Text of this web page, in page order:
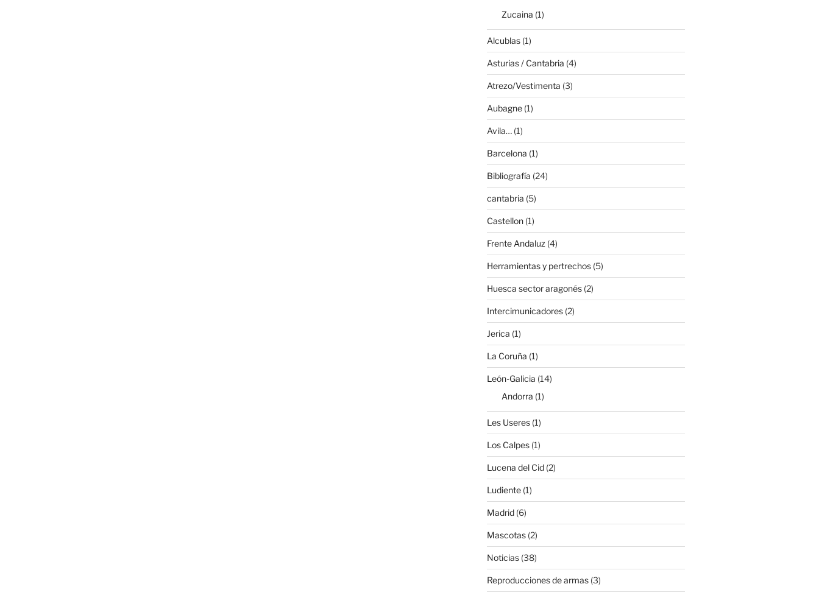
Zucaina (1)
Alcublas(1)
Asturias / Cantabria (4)
Atrezo/Vestimenta (3)
Aubagne(1)
Avila…(1)
Barcelona (1)
Bibliografía (24)
cantabria (5)
Castellon(1)
Frente Andaluz (4)
Herramientas y pertrechos(5)
Huesca sector aragonés(2)
Intercimunicadores(2)
Jerica (1)
La Coruña (1)
León-Galicia (14)
Andorra (1)
Les Useres(1)
Los Calpes(1)
Lucena del Cid(2)
Ludiente(1)
Madrid(6)
Mascotas(2)
Noticias(38)
Reproducciones de armas(3)